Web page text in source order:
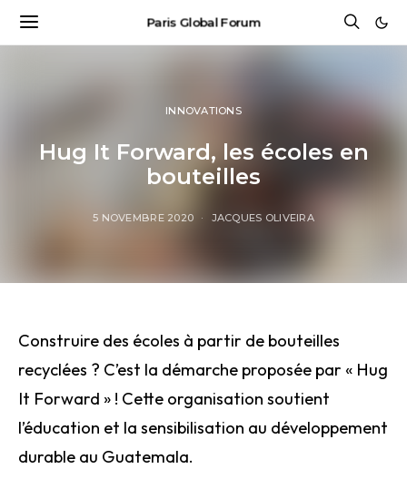
Paris Global Forum
INNOVATIONS
Hug It Forward, les écoles en
bouteilles
5 NOVEMBRE 2020 JACQUES OLIVEIRA
Construire des écoles à partir de bouteilles
recyclées ? C’est la démarche proposée par « Hug
It Forward » ! Cette organisation soutient
l’éducation et la sensibilisation au développement
durable au Guatemala.